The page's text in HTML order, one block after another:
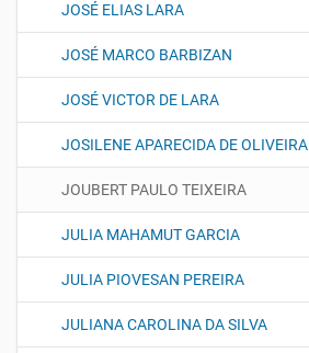
JOSÉ ELIAS LARA
JOSÉ MARCO BARBIZAN
JOSÉ VICTOR DE LARA
JOSILENE APARECIDA DE OLIVEIRA
JOUBERT PAULO TEIXEIRA
JULIA MAHAMUT GARCIA
JULIA PIOVESAN PEREIRA
JULIANA CAROLINA DA SILVA